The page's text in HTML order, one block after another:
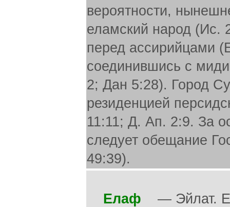
вероятности,
еламский народ (Ис.
перед ассирийцами
соединившись с
2; Дан 5:28). Город
резиденцией
11:11; Д. Ап. 2:9. За
следует обещание
49:39).
Елаф — Эйлат.